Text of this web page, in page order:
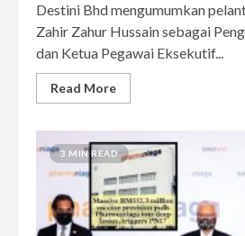
Destini Bhd mengumumkan
Zahir Zahur Hussain sebagai
dan Ketua Pegawai Eksekutif...
Read More
3 MIN READ